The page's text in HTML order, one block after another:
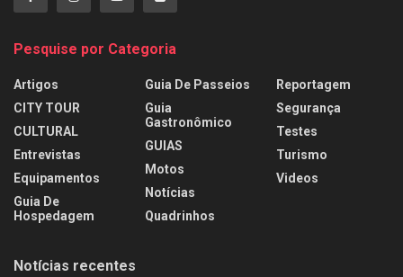
Pesquise por Categoria
Artigos
CITY TOUR
CULTURAL
Entrevistas
Equipamentos
Guia De
Hospedagem
Guia De Passeios
Guia
Gastronômico
GUIAS
Motos
Notícias
Quadrinhos
Reportagem
Segurança
Testes
Turismo
Videos
Notícias recentes